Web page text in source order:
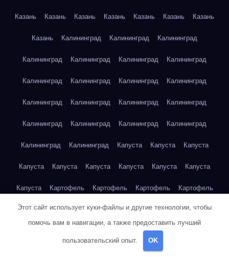
Казань Казань Казань Казань Казань Казань Казань
Казань Калининград Калининград Калининград
Калининград Калининград Калининград Калининград
Калининград Калининград Калининград Калининград
Калининград Калининград Калининград Калининград
Калининград Калининград Калининград Калининград
Калининград Калининград Капуста Капуста Капуста
Капуста Капуста Капуста Капуста Капуста Капуста
Капуста Картофель Картофель Картофель Картофель
Картофель Картофель Картофель Картофель
Картофель
Кейптаун
Этот сайт использует куки-файлы и другие технологии, чтобы
помочь вам в навигации, а также предоставить лучший
пользовательский опыт. OK